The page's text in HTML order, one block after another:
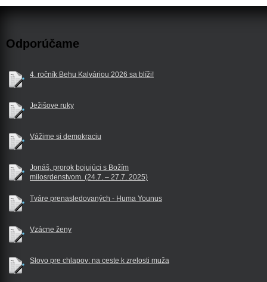
Odporúčame
4. ročník Behu Kalváriou 2026 sa blíži!
Ježišove ruky
Vážime si demokraciu
Jonáš, prorok bojujúci s Božím
milosrdenstvom. (24.7. – 27.7. 2025)
Tváre prenasledovaných - Huma Younus
Vzácne ženy
Slovo pre chlapov: na ceste k zrelosti muža